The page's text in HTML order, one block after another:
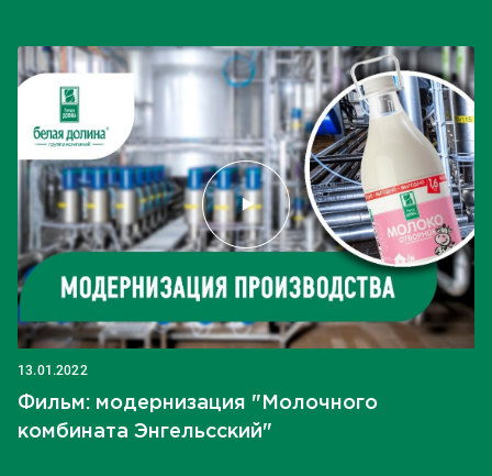
13.01.2022
Фильм: модернизация "Молочного
комбината Энгельсский"